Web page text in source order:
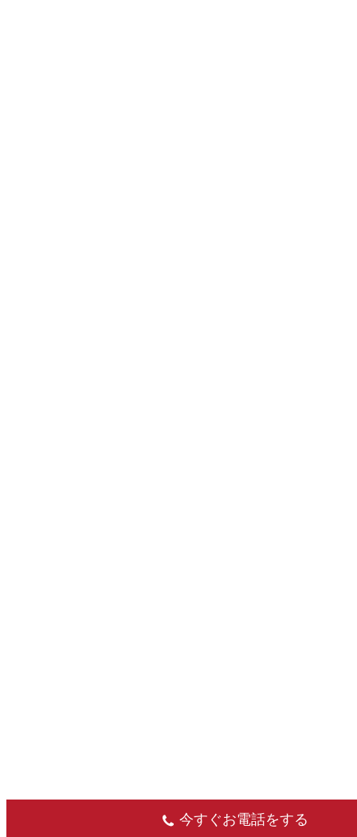
今すぐお電話をする